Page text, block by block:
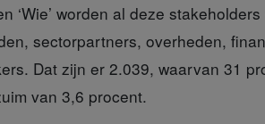
‘Wie’ worden al deze
sectorpartners, overheden,
Dat zijn er 2.039, waarvan 31
van 3,6 procent.